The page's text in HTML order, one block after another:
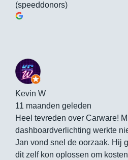
(speeddonors)
Kevin W
11 maanden geleden
Heel tevreden over Carware!
dashboardverlichting werkte
Jan vond snel de oorzaak. Hij
dit zelf kon oplossen om